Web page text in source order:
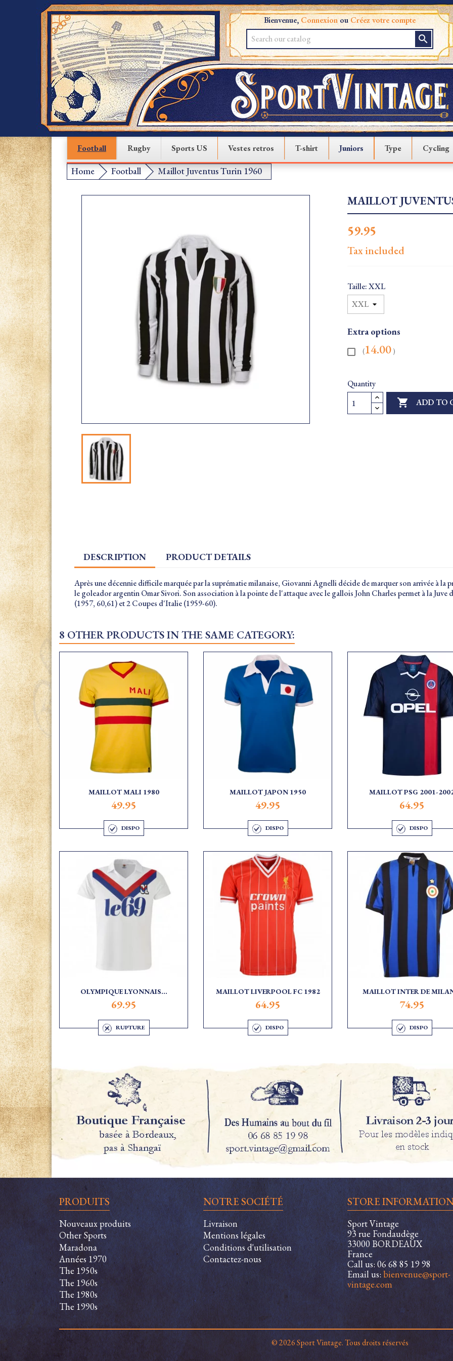
Bienvenue, ConnexionouCréez votre compte
search
Football Rugby Sports US Vestes retros T-shirt Juniors Type Cycling
Home Football Maillot Juventus Turin 1960
MAILLOT
59.95
Tax included
Taille: XXL
Extra options
(14.00 )
Quantity
 ADD TO
DESCRIPTION PRODUCT DETAILS
Après une décennie difficile marquée par la suprématie milanaise, Giovanni Agnelli décide de marquer son arrivée à la
le goleador argentin Omar Sivori. Son association à la pointe de l'attaque avec le gallois John Charles permet à la Juve
(1957, 60,61) et 2 Coupes d'Italie (1959-60).
8 OTHER PRODUCTS IN THE SAME CATEGORY:
MAILLOT MALI 1980
49.95
DISPO
MAILLOT JAPON 1950
49.95
DISPO
MAILLOT PSG 2001-
64.95
DISPO
OLYMPIQUE LYONNAIS...
69.95
RUPTURE
MAILLOT LIVERPOOL FC 1982
64.95
DISPO
MAILLOT INTER DE
74.95
DISPO
PRODUITS
Nouveaux produits
Other Sports
Maradona
Années 1970
The 1950s
The 1960s
The 1980s
The 1990s
NOTRE SOCIÉTÉ
Livraison
Mentions légales
Conditions d'utilisation
Contactez-nous
STORE
Sport Vintage
93 rue Fondaudège
33000 BORDEAUX
France
Call us: 06 68 85 19 98
Email us: bienvenue@sport-
vintage.com
© 2026 Sport Vintage. Tous droits réservés